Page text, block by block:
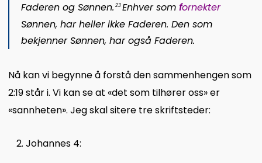
Faderen og Sønnen. 23Enhver somfornekter
Sønnen, har heller ikke Faderen. Den som
bekjenner Sønnen, har også Faderen.
Nå kan vi begynne å forstå den sammenhengen som
2:19 står i. Vi kan se at «det som tilhører oss» er
«sannheten». Jeg skal sitere tre skriftsteder:
Johannes 4: